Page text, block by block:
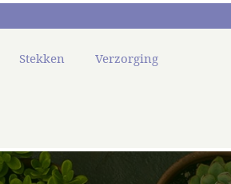
Stekken Verzorging